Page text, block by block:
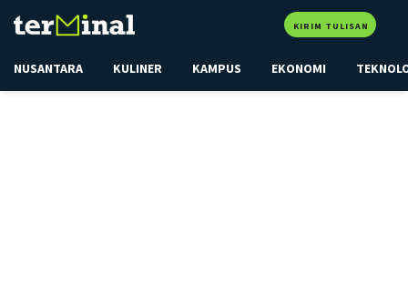
KIRIM TULISAN
NUSANTARA KULINER KAMPUS EKONOMI